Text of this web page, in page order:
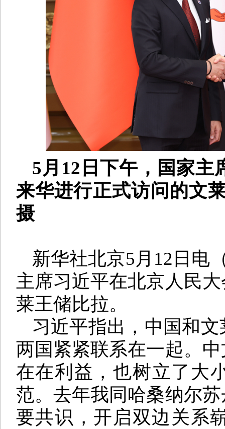
5月12日下午，国家主
来华进行正式访问的文
摄
新华社北京5月12日电
主席习近平在北京人民
莱王储比拉。
习近平指出，中国和
两国紧紧联系在一起。
在在利益，也树立了大
范。去年我同哈桑纳尔
要共识，开启双边关系